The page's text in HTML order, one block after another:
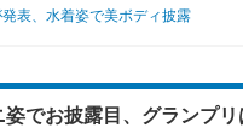
ショッピング
エンタメTOP
音楽
ライフTOP
ペット
表、水着姿で美ボディ披露
でお披露目、グランプ